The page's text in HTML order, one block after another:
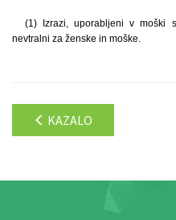
(1) Izrazi, uporabljeni v moški
nevtralni za ženske in moške.
KAZALO